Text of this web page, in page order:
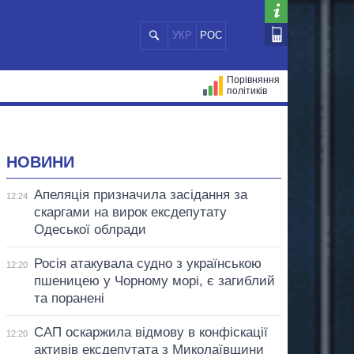
УКР РОС
Порівняння
політиків
НОВИНИ
12:24
Апеляція призначила засідання за
скаргами на вирок ексдепутату
Одеської облради
12:20
Росія атакувала судно з українською
пшеницею у Чорному морі, є загиблий
та поранені
12:20
САП оскаржила відмову в конфіскації
активів ексдепутата з Миколаївщини